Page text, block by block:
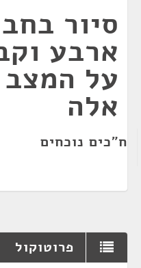
סיור
ארבע
על
אלה
ח"כים נוכחים
פרוטוקול